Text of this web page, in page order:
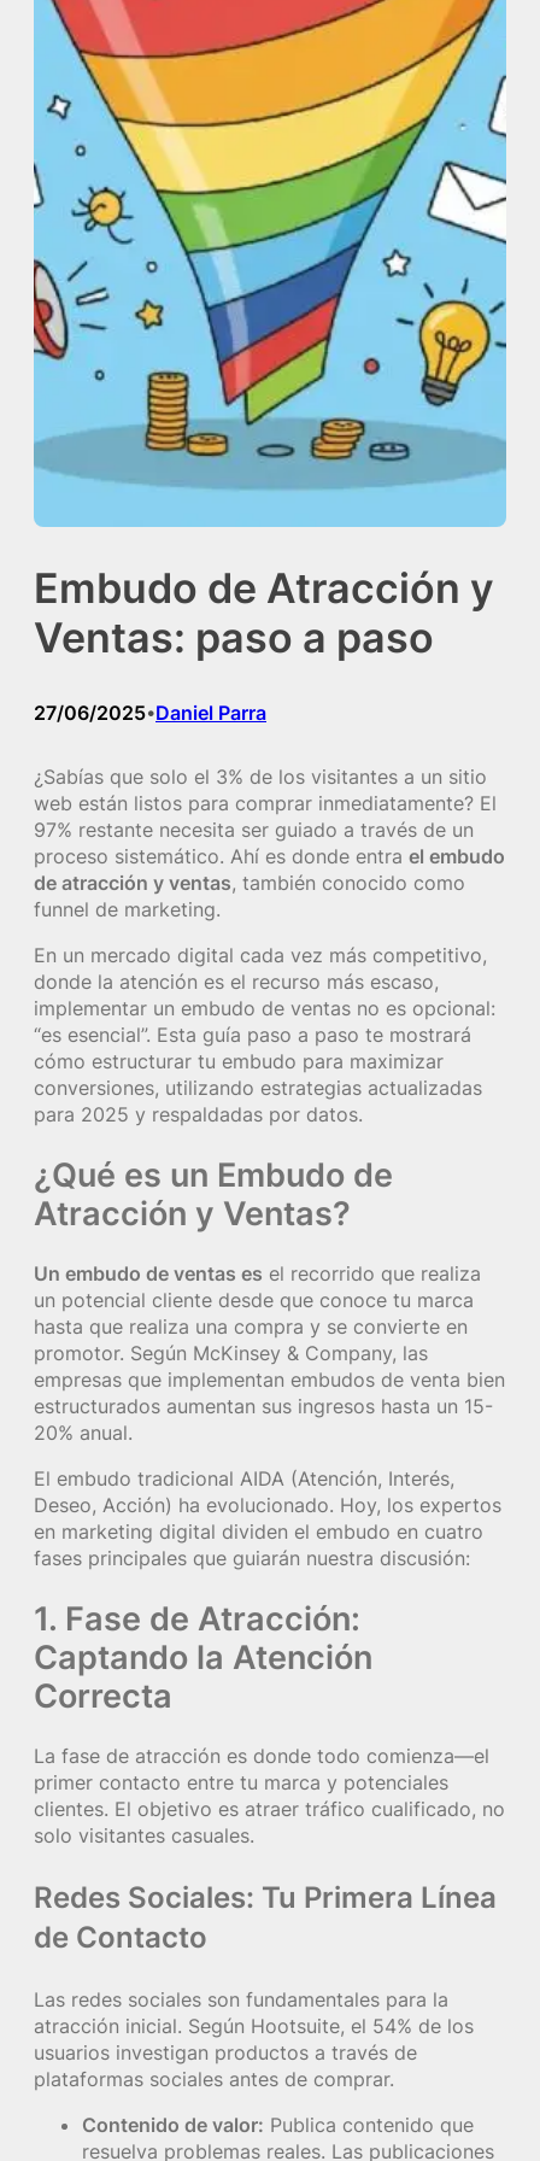
Embudo de Atracción y
Ventas: paso a paso
27/06/2025•Daniel Parra
¿Sabías que solo el 3% de los visitantes a un sitio
web están listos para comprar inmediatamente? El
97% restante necesita ser guiado a través de un
proceso sistemático. Ahí es donde entra el embudo
de atracción y ventas, también conocido como
funnel de marketing.
En un mercado digital cada vez más competitivo,
donde la atención es el recurso más escaso,
implementar un embudo de ventas no es opcional:
“es esencial”. Esta guía paso a paso te mostrará
cómo estructurar tu embudo para maximizar
conversiones, utilizando estrategias actualizadas
para 2025 y respaldadas por datos.
¿Qué es un Embudo de
Atracción y Ventas?
Un embudo de ventas es el recorrido que realiza
un potencial cliente desde que conoce tu marca
hasta que realiza una compra y se convierte en
promotor. Según McKinsey & Company, las
empresas que implementan embudos de venta bien
estructurados aumentan sus ingresos hasta un 15-
20% anual.
El embudo tradicional AIDA (Atención, Interés,
Deseo, Acción) ha evolucionado. Hoy, los expertos
en marketing digital dividen el embudo en cuatro
fases principales que guiarán nuestra discusión:
1. Fase de Atracción:
Captando la Atención
Correcta
La fase de atracción es donde todo comienza—el
primer contacto entre tu marca y potenciales
clientes. El objetivo es atraer tráfico cualificado, no
solo visitantes casuales.
Redes Sociales: Tu Primera Línea
de Contacto
Las redes sociales son fundamentales para la
atracción inicial. Según Hootsuite, el 54% de los
usuarios investigan productos a través de
plataformas sociales antes de comprar.
Contenido de valor: Publica contenido que
resuelva problemas reales. Las publicaciones